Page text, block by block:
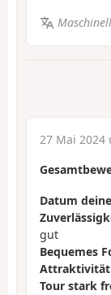
27 Mai 2024
Datum
gut
Bequemes
Attraktivität
Tour stark